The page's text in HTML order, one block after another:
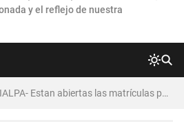
y el reflejo de nuestra
Matrículas 2025 IALPA- Estan abiertas las matrículas para Jardin de Infantes.
Pampa, es cosa seria..